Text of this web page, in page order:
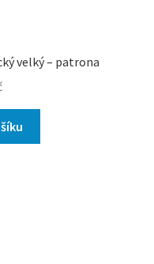
velký – patrona